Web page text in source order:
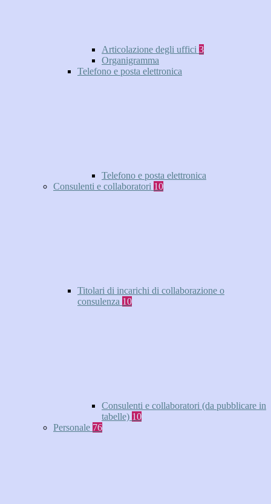
Articolazione degli uffici 3
Organigramma
Telefono e posta elettronica
Telefono e posta elettronica
Consulenti e collaboratori 10
Titolari di incarichi di collaborazione o
consulenza 10
Consulenti e collaboratori (da pubblicare in
tabelle) 10
Personale 76